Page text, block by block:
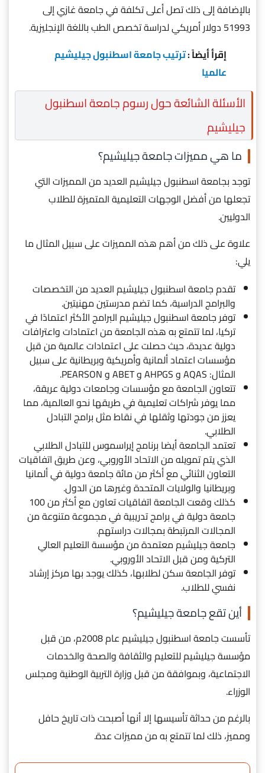
بالإضافة إلى ذلك تصل أعلى تكلفة في جامعة غازي إلى
51993 دولار أمريكي لدراسة تخصص الطب باللغة الإنجليزية.
إقرأ أيضاً :ترتيب جامعة اسطنبول جيليشيم
عالميا
الأسئلة الشائعة حول رسوم جامعة اسطنبول
جيليشيم
ما هي مميزات جامعة جيليشيم؟
توجد بجامعة اسطنبول جيليشيم العديد من المميزات التي
تجعلها من أفضل الوجهات التعليمية المتميزة للطلاب
الدوليين.
علاوة على ذلك من أهم هذه المميزات على سبيل المثال ما
يلي:
تقدم جامعة اسطنبول جيليشيم العديد من التخصصات
والبرامج الدراسية، كما تضم مدرستين مهنيتين.
توفر جامعة اسطنبول جيليشيم البرامج الأكثر اعتمادًا في
تركيا، لما تتمتع به هذه الجامعة من اعتمادات واعترافات
دولية عديدة، حيث حصلت على اعتمادات عالمية من قبل
مؤسسات اعتماد ألمانية وأمريكية وبريطانية على سبيل
المثال: AQAS و AHPGS و ABET و PEARSON.
تتعاون الجامعة مع مؤسسات وجامعات دولية عريقة،
مما يوفر شراكات تعليمية في طريقها نحو العالمية، مما
يعزز من جودتها وثقلها في نقاط مثل برامج التبادل
الطلابي.
تعتمد الجامعة أيضا برنامج إيراسموس للتبادل الطلابي
الذي يتم تمويله من الاتحاد الأوروبي، وعن طريق اتفاقيات
التعاون الثنائي مع أكثر من مائة جامعة دولية في ألمانيا
وبريطانيا والولايات المتحدة وغيرها من الدول.
كذلك وقعت الجامعة اتفاقيات تعاون مع أكثر من 100
جامعة دولية في برامج تدريبية في مجموعة متنوعة من
المجالات المرتبطة بمجالات دراستهم.
جامعة جيليشيم معتمدة من مؤسسة التعليم العالي
التركية ومن قبل الاتحاد الأوروبي.
توفر الجامعة سكن لطلابها، كذلك يوجد بها مركز إرشاد
نفسي للطلاب.
أين تقع جامعة جيليشيم؟
تأسست جامعة اسطنبول جيليشيم عام 2008م، من قبل
مؤسسة جيليشيم للتعليم والثقافة والصحة والخدمات
الاجتماعية، وبموافقة من قبل وزارة التربية الوطنية ومجلس
الوزراء.
بالرغم من حداثة تأسيسها إلا أنها أصبحت ذات تاريخ حافل
ومميز، ذلك لما تتمتع به من مميزات عدة.